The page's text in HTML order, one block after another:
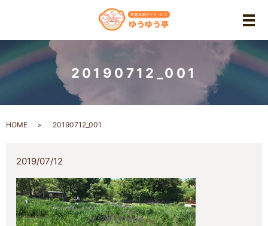
メ
20190712_001
HOME 20190712_001
2019/07/12